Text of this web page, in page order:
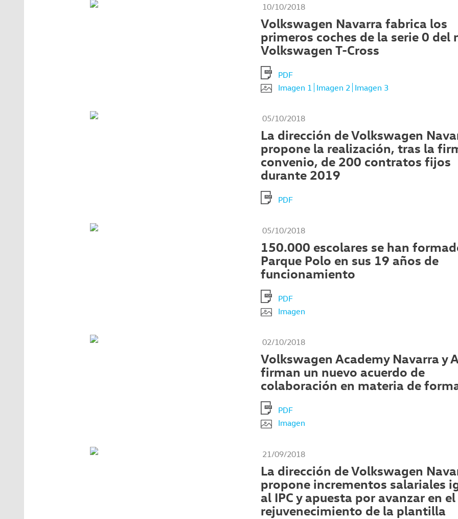
10/10/2018
Volkswagen Navarra fabrica los
primeros coches de la serie 0 del
Volkswagen T-Cross
PDF
Imagen 1 Imagen 2 Imagen 3
05/10/2018
La dirección de Volkswagen
propone la realización, tras la
convenio, de 200 contratos fijos
durante 2019
PDF
05/10/2018
150.000 escolares se han
Parque Polo en sus 19 años de
funcionamiento
PDF
Imagen
02/10/2018
Volkswagen Academy Navarra y
firman un nuevo acuerdo de
colaboración en materia de
PDF
Imagen
21/09/2018
La dirección de Volkswagen
propone incrementos salariales
al IPC y apuesta por avanzar en el
rejuvenecimiento de la plantilla